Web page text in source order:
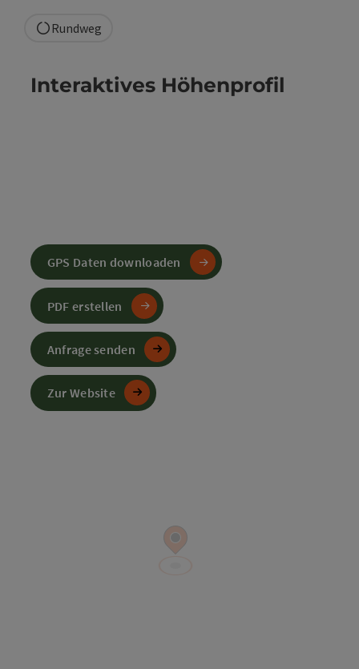
Rundweg
Interaktives Höhenprofil
GPS Daten downloaden
PDF erstellen
Anfrage senden
Zur Website